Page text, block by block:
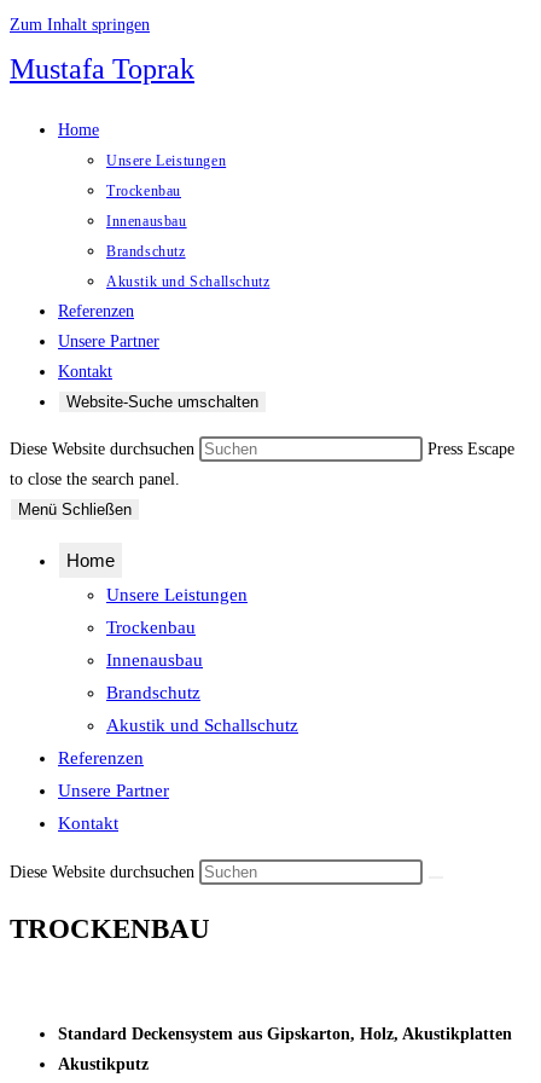
Zum Inhalt springen
Mustafa Toprak
Home
Unsere Leistungen
Trockenbau
Innenausbau
Brandschutz
Akustik und Schallschutz
Referenzen
Unsere Partner
Kontakt
Website-Suche umschalten
Diese Website durchsuchen
Press Escape
to close the search panel.
Menü Schließen
Home
Unsere Leistungen
Trockenbau
Innenausbau
Brandschutz
Akustik und Schallschutz
Referenzen
Unsere Partner
Kontakt
Diese Website durchsuchen
TROCKENBAU
Standard Deckensystem aus Gipskarton, Holz, Akustikplatten
Akustikputz